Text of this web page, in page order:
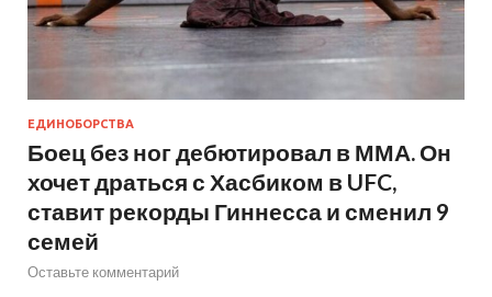
ЕДИНОБОРСТВА
Боец без ног дебютировал в ММА. Он
хочет драться с Хасбиком в UFC,
ставит рекорды Гиннесса и сменил 9
семей
Оставьте комментарий